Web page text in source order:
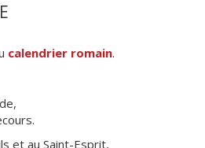
calendrier romain.
et au Saint-Esprit,